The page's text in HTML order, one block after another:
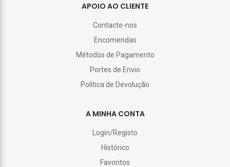
APOIO AO CLIENTE
Contacte-nos
Encomendas
Métodos de Pagamento
Portes de Envio
Política de Devolução
A MINHA CONTA
Login/Registo
Histórico
Favoritos